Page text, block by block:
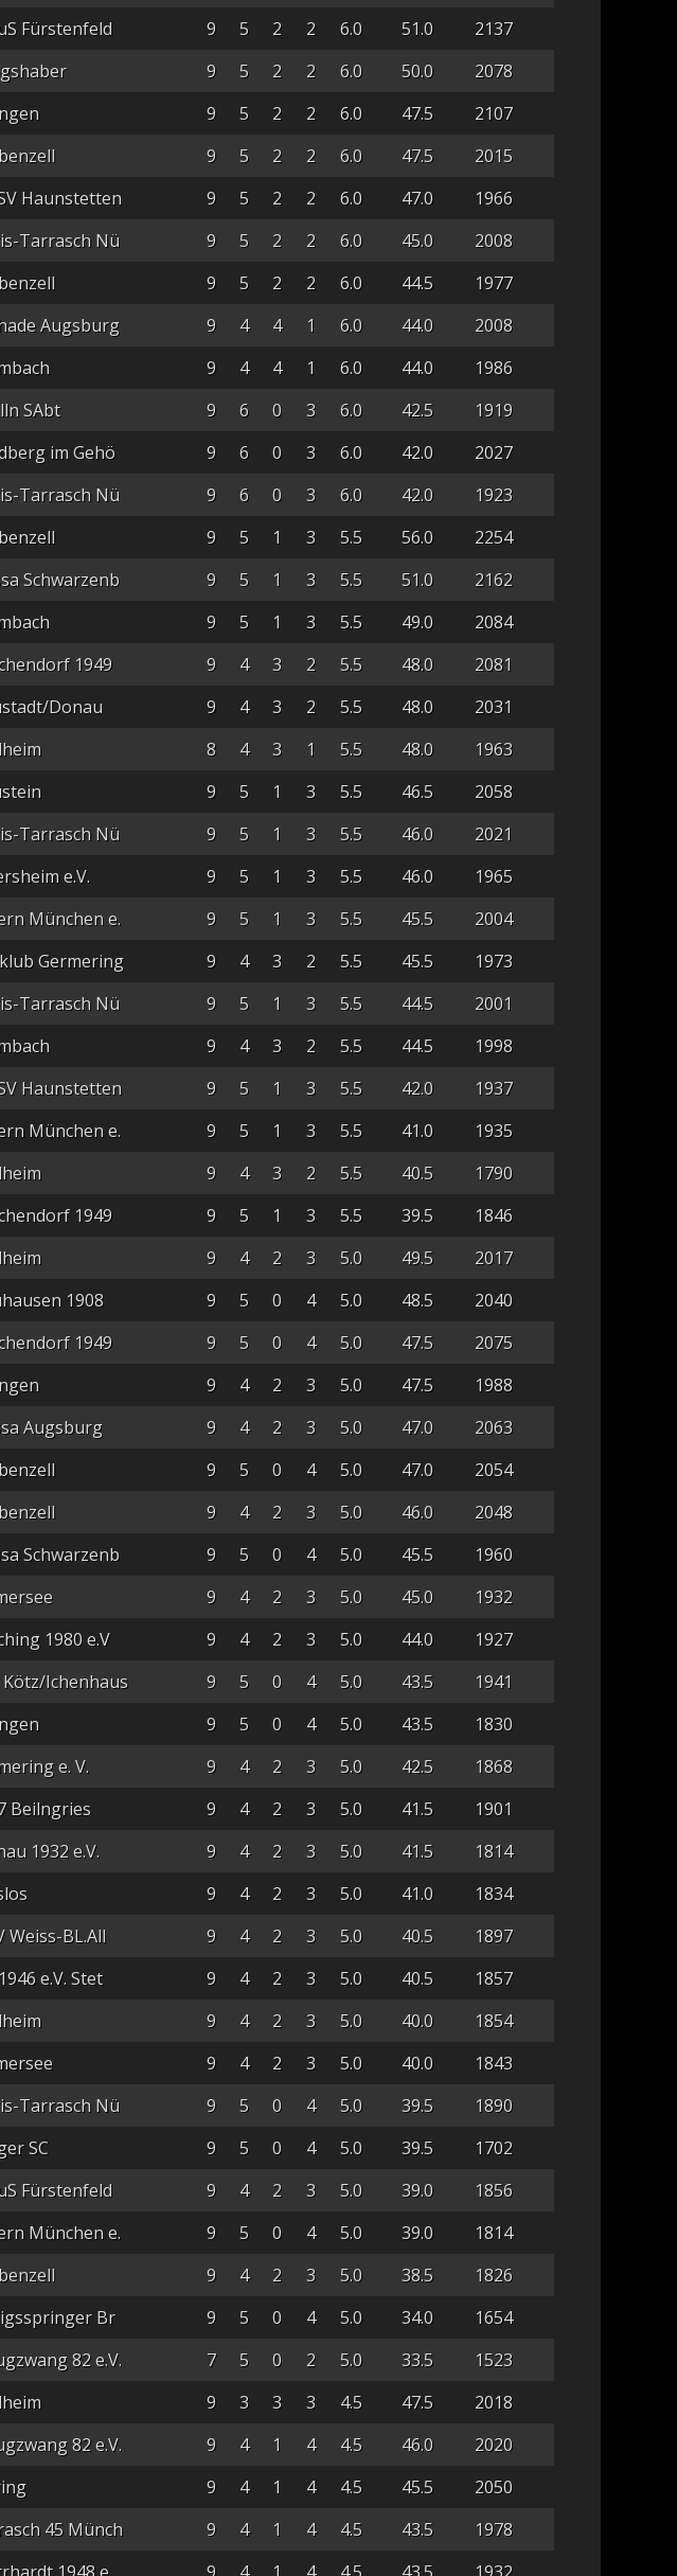
Fürstenfeld 9 5 2 2 6.0 51.0
2137
9 5 2 2 6.0 50.0
2078
9 5 2 2 6.0 47.5
2107
9 5 2 2 6.0 47.5
2015
Haunstetten 9 5 2 2 6.0 47.0
1966
Tarrasch Nü 9 5 2 2 6.0 45.0
2008
9 5 2 2 6.0 44.5
1977
Augsburg 9 4 4 1 6.0 44.0
2008
9 4 4 1 6.0 44.0
1986
SAbt 9 6 0 3 6.0 42.5
1919
im Gehö 9 6 0 3 6.0 42.0
2027
Tarrasch Nü 9 6 0 3 6.0 42.0
1923
9 5 1 3 5.5 56.0
2254
Schwarzenb 9 5 1 3 5.5 51.0
2162
9 5 1 3 5.5 49.0
2084
1949 9 4 3 2 5.5 48.0
2081
Donau 9 4 3 2 5.5 48.0
2031
8 4 3 1 5.5 48.0
1963
9 5 1 3 5.5 46.5
2058
Tarrasch Nü 9 5 1 3 5.5 46.0
2021
e.V. 9 5 1 3 5.5 46.0
1965
München e. 9 5 1 3 5.5 45.5
2004
Germering 9 4 3 2 5.5 45.5
1973
Tarrasch Nü 9 5 1 3 5.5 44.5
2001
9 4 3 2 5.5 44.5
1998
Haunstetten 9 5 1 3 5.5 42.0
1937
München e. 9 5 1 3 5.5 41.0
1935
9 4 3 2 5.5 40.5
1790
1949 9 5 1 3 5.5 39.5
1846
9 4 2 3 5.0 49.5
2017
1908 9 5 0 4 5.0 48.5
2040
1949 9 5 0 4 5.0 47.5
2075
9 4 2 3 5.0 47.5
1988
Augsburg 9 4 2 3 5.0 47.0
2063
9 5 0 4 5.0 47.0
2054
9 4 2 3 5.0 46.0
2048
Schwarzenb 9 5 0 4 5.0 45.5
1960
9 4 2 3 5.0 45.0
1932
1980 e.V 9 4 2 3 5.0 44.0
1927
Kötz/Ichenhaus 9 5 0 4 5.0 43.5
1941
9 5 0 4 5.0 43.5
1830
e. V. 9 4 2 3 5.0 42.5
1868
Beilngries 9 4 2 3 5.0 41.5
1901
1932 e.V. 9 4 2 3 5.0 41.5
1814
9 4 2 3 5.0 41.0
1834
Weiss-BL.All 9 4 2 3 5.0 40.5
1897
e.V. Stet 9 4 2 3 5.0 40.5
1857
9 4 2 3 5.0 40.0
1854
9 4 2 3 5.0 40.0
1843
Tarrasch Nü 9 5 0 4 5.0 39.5
1890
SC 9 5 0 4 5.0 39.5
1702
Fürstenfeld 9 4 2 3 5.0 39.0
1856
München e. 9 5 0 4 5.0 39.0
1814
9 4 2 3 5.0 38.5
1826
Br 9 5 0 4 5.0 34.0
1654
82 e.V. 7 5 0 2 5.0 33.5
1523
9 3 3 3 4.5 47.5
2018
82 e.V. 9 4 1 4 4.5 46.0
2020
9 4 1 4 4.5 45.5
2050
45 Münch 9 4 1 4 4.5 43.5
1978